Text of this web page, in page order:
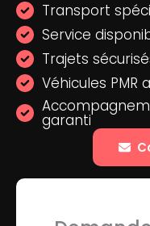
Transport
Service
Trajets
Véhicules
garanti